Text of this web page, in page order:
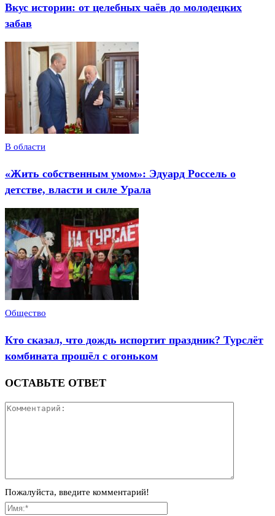
Вкус истории: от целебных чаёв до молодецких
забав
В области
«Жить собственным умом»: Эдуард Россель о
детстве, власти и силе Урала
Общество
Кто сказал, что дождь испортит праздник? Турслёт
комбината прошёл с огоньком
ОСТАВЬТЕ ОТВЕТ
Пожалуйста, введите комментарий!